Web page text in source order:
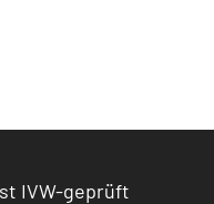
IVW-geprüft